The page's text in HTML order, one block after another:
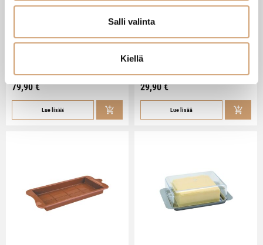
Salli valinta
Kiellä
Zassenhaus Gera sähköinen
79,90€
Lue lisää
Ibili Sushisetti
29,90€
Lue lisää